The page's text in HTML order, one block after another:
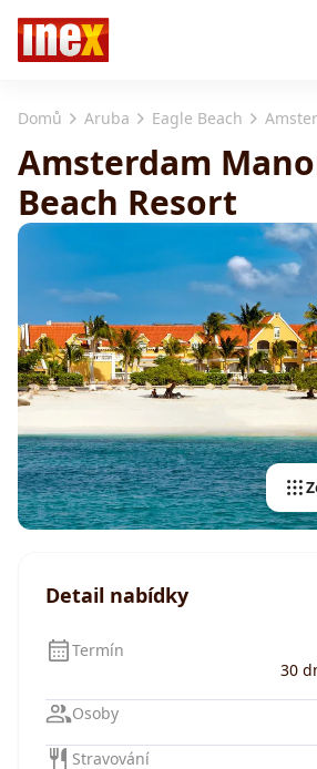
Domů Aruba Eagle Beach
Amsterdam
Beach Resort
Detail nabídky
Termín
30
Osoby
Stravování